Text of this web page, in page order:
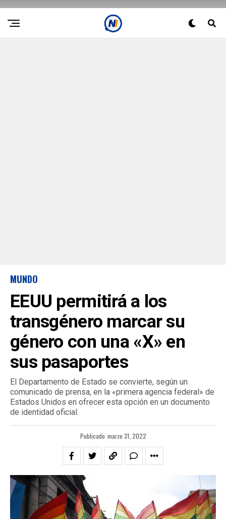
MUNDO
EEUU permitirá a los
transgénero marcar su
género con una «X» en
sus pasaportes
El Departamento de Estado se convierte, según un
comunicado de prensa, en la «primera agencia federal» de
Estados Unidos en ofrecer esta opción en un documento
de identidad oficial.
Publicado marzo 31, 2022